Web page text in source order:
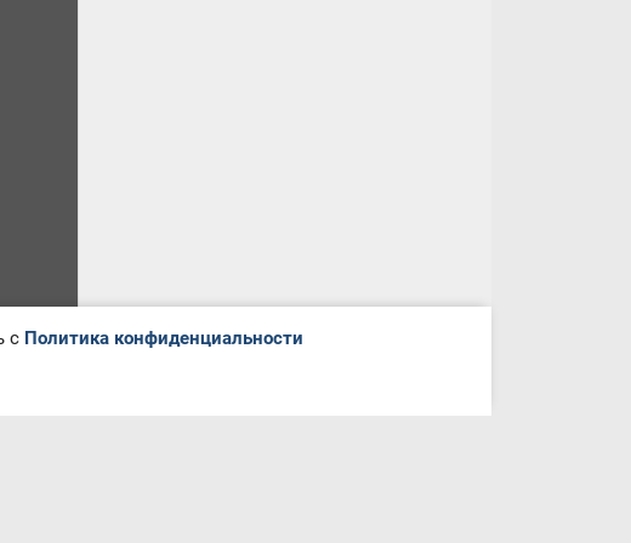
с Политика конфиденциальности